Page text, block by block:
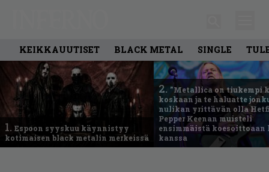
KEIKKAUUTISET BLACK METAL SINGLE
1. Espoon syyskuu käynnistyy
kotimaisen black metalin merkeissä
2. ”Metallica on tiukempi
koskaan ja te haluatte
nulikan yrittävän olla
Pepper Keenan muisteli
ensimmäistä
kanssa